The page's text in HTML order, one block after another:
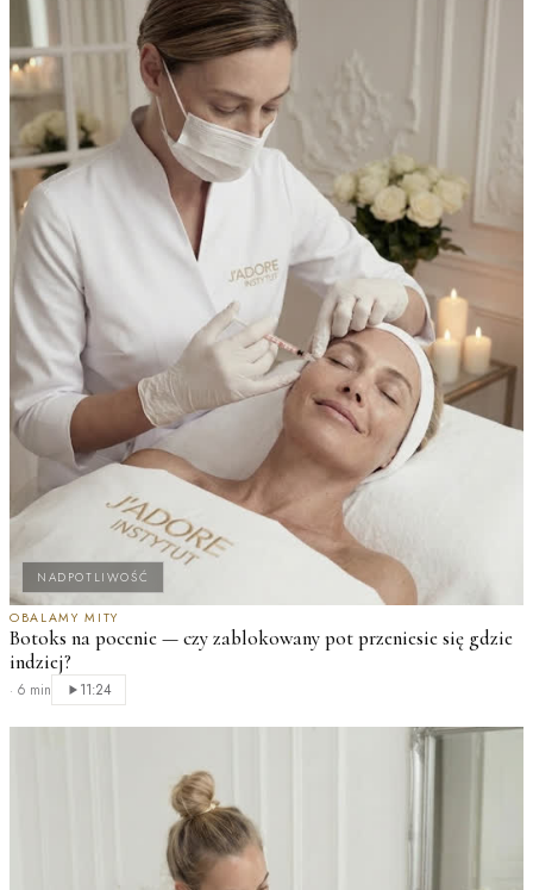
NADPOTLIWOŚĆ
OBALAMY MITY
Botoks na pocenie — czy zablokowany pot przeniesie się gdzie
indziej?
· 6 min 11:24